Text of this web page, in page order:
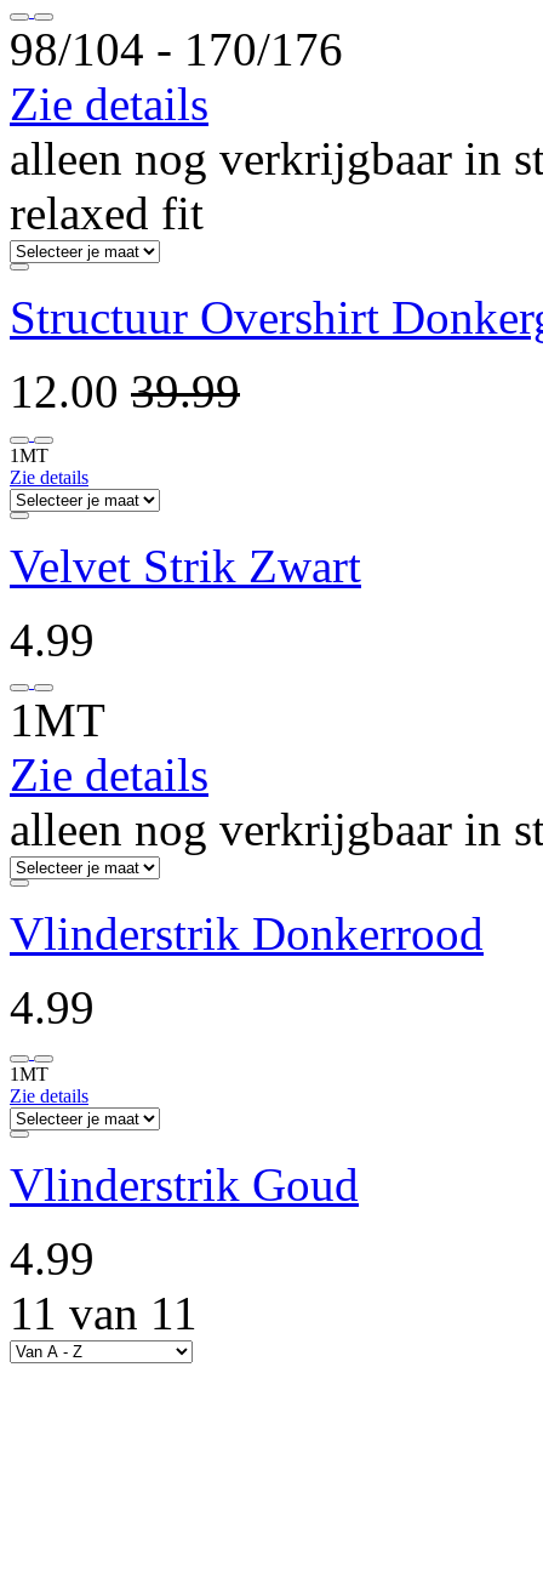
98/104 ‐ 170/176
Zie details
alleen nog verkrijgbaar in
relaxed fit
Structuur Overshirt
12.00 39.99
1MT
Zie details
Velvet Strik Zwart
4.99
1MT
Zie details
alleen nog verkrijgbaar in
Vlinderstrik Donkerrood
4.99
1MT
Zie details
Vlinderstrik Goud
4.99
11 van 11